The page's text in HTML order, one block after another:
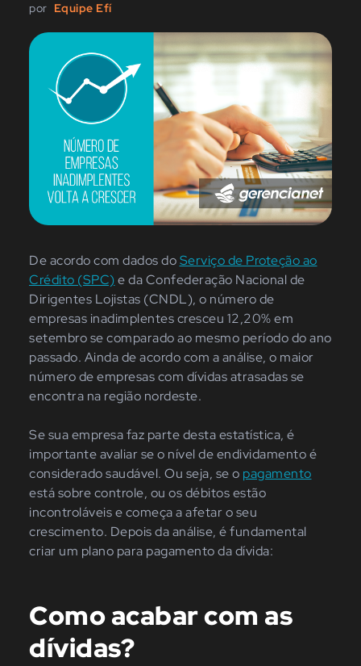
por Equipe Efí
De acordo com dados doServiço de Proteção ao
Crédito (SPC)e da Confederação Nacional de
Dirigentes Lojistas (CNDL), o número de
empresas inadimplentes cresceu 12,20% em
setembro se comparado ao mesmo período do ano
passado. Ainda de acordo com a análise, o maior
número de empresas com dívidas atrasadas se
encontra na região nordeste.
Se sua empresa faz parte desta estatística, é
importante avaliar se o nível de endividamento é
considerado saudável. Ou seja, se o pagamento
está sobre controle, ou os débitos estão
incontroláveis e começa a afetar o seu
crescimento. Depois da análise, é fundamental
criar um plano para pagamento da dívida:
Como acabar com as
dívidas?